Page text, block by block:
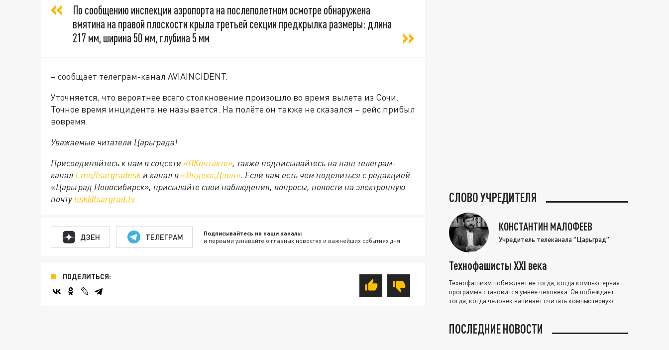
По сообщению инспекции аэропорта на послеполетном осмотре обнаружена
вмятина на правой плоскости крыла третьей секции предкрылка размеры: длина
217 мм, ширина 50 мм, глубина 5 мм
– сообщает телеграм-канал AVIAINCIDENT.
Уточняется, что вероятнее всего столкновение произошло во время вылета из Сочи.
Точное время инцидента не называется. На полёте он также не сказался – рейс прибыл
вовремя.
Уважаемые читатели Царьграда!
Присоединяйтесь к нам в соцсети «ВКонтакте», также подписывайтесь на наш телеграм-
канал t.me/tsargradnsk и канал в «Яндекс.Дзен». Если вам есть чем поделиться с редакцией
«Царьград Новосибирск», присылайте свои наблюдения, вопросы, новости на электронную
почту nsk@tsargrad.tv
ДЗЕН ТЕЛЕГРАМ Подписывайтесь на наши каналы
и первыми узнавайте о главных новостях и важнейших событиях дня.
ПОДЕЛИТЬСЯ:
СЛОВО УЧРЕДИТЕЛЯ
КОНСТАНТИН МАЛОФЕЕВ
Учредитель телеканала "Царьград"
Технофашисты XXI века
Технофашизм побеждает не тогда, когда компьютерная
программа становится умнее человека. Он побеждает
тогда, когда человек начинает считать компьютерную
ПОСЛЕДНИЕ НОВОСТИ